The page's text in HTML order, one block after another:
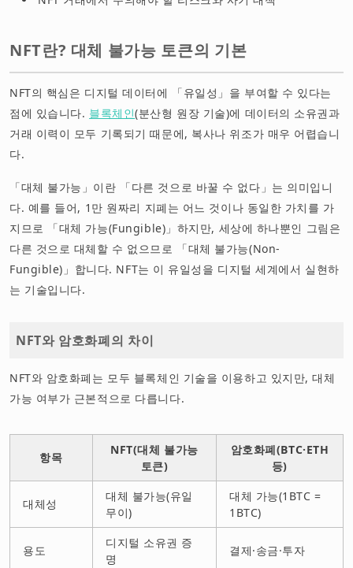
NFT란? 대체 불가능 토큰의 기본
NFT의 핵심은 디지털 데이터에 「유일성」을 부여할 수 있다는
점에 있습니다. 블록체인(분산형 원장 기술)에 데이터의 소유권과
거래 이력이 모두 기록되기 때문에, 복사나 위조가 매우 어렵습니
다.
「대체 불가능」이란 「다른 것으로 바꿀 수 없다」는 의미입니
다. 예를 들어, 1만 원짜리 지폐는 어느 것이나 동일한 가치를 가
지므로 「대체 가능(Fungible)」하지만, 세상에 하나뿐인 그림은
다른 것으로 대체할 수 없으므로 「대체 불가능(Non-
Fungible)」합니다. NFT는 이 유일성을 디지털 세계에서 실현하
는 기술입니다.
NFT와 암호화폐의 차이
NFT와 암호화폐는 모두 블록체인 기술을 이용하고 있지만, 대체
가능 여부가 근본적으로 다릅니다.
항목
NFT(대체 불가능
토큰)
암호화폐(BTC·ETH
등)
대체성
대체 불가능(유일
무이)
대체 가능(1BTC =
1BTC)
용도
디지털 소유권 증
명
결제·송금·투자